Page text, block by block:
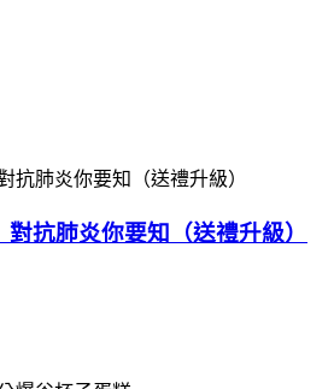
對抗肺炎你要知（送禮升級）